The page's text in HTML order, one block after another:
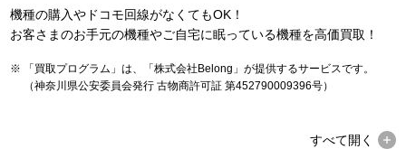
機種の購入やドコモ回線がなくてもOK！
お客さまのお手元の機種やご自宅に眠っている機種を高価買取！
「買取プログラム」は、「株式会社Belong」が提供するサービスです。
（神奈川県公安委員会発行 古物商許可証 第452790009396号）
すべて開く